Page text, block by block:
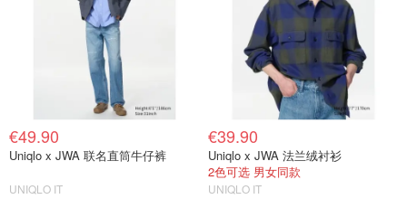
€49.90
Uniqlo x JWA 联名直筒牛仔裤
UNIQLO IT
€39.90
Uniqlo x JWA 法兰绒衬衫
2色可选 男女同款
UNIQLO IT